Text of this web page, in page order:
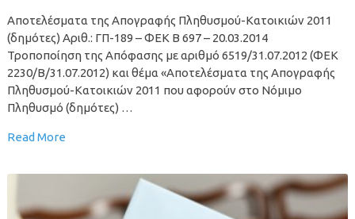
Αποτελέσματα της Απογραφής Πληθυσμού-Κατοικιών 2011
(δημότες) Αριθ.: ΓΠ-189 – ΦΕΚ Β 697 – 20.03.2014
Τροποποίηση της Απόφασης με αριθμό 6519/31.07.2012 (ΦΕΚ
2230/Β/31.07.2012) και θέμα «Αποτελέσματα της Απογραφής
Πληθυσμού-Κατοικιών 2011 που αφορούν στο Νόμιμο
Πληθυσμό (δημότες) …
Read More